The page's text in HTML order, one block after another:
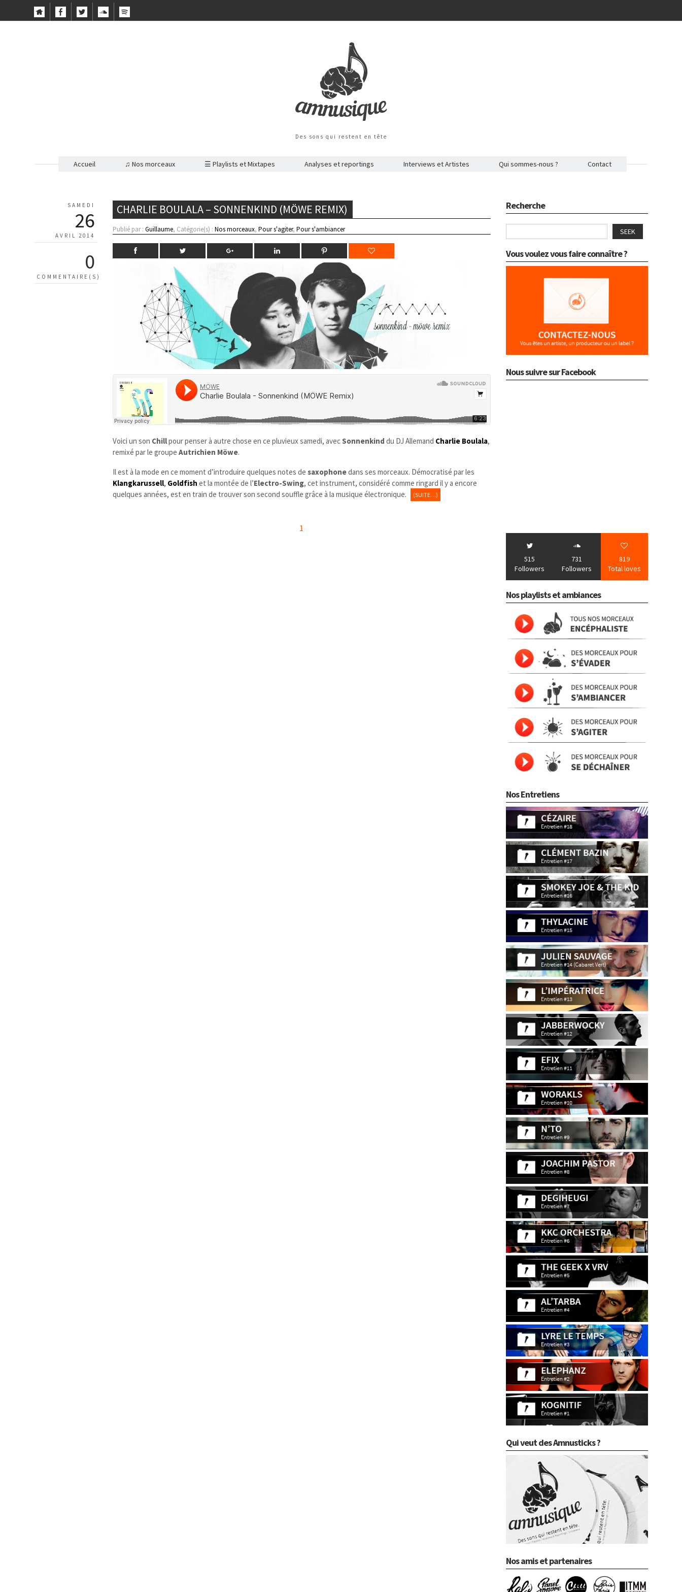
Des sons qui restent en tête
Accueil ♫ Nos morceaux ☰ Playlists et Mixtapes Analyses et reportings Interviews et Artistes Qui sommes-nous ? Contact
SAMEDI
26
AVRIL 2014
0
COMMENTAIRE(S)
CHARLIE BOULALA – SONNENKIND (MÖWE REMIX)
Publié par :Guillaume, Catégorie(s) :Nos morceaux,Pour s'agiter,Pour s'ambiancer
Voici un son Chillpour penser à autre chose en ce pluvieux samedi, avecSonnenkind du DJ Allemand Charlie Boulala,
remixé par le groupeAutrichien Möwe.
Il est à la mode en ce moment d’introduire quelques notes desaxophonedans ses morceaux. Démocratisé par les
Klangkarussell, Goldfish et la montée de l’Electro-Swing, cet instrument, considéré comme ringard il y a encore
quelques années, est en train de trouver son second souffle grâce à la musique électronique.
(SUITE…)
1
Recherche
SEEK
Vous voulez vous faire connaître ?
Nous suivre sur Facebook
515
Followers
731
Followers
819
Total loves
Nos playlists et ambiances
Nos Entretiens
Qui veut des Amnusticks ?
Nos amis et partenaires